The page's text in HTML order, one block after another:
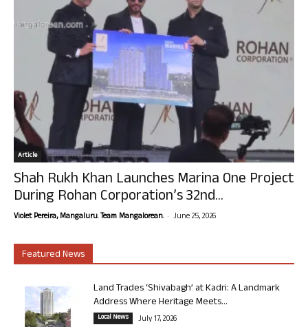
Article
Shah Rukh Khan Launches Marina One Project
During Rohan Corporation’s 32nd...
Violet Pereira, Mangaluru. Team Mangalorean. - June 25, 2026
Featured News
Land Trades ‘Shivabagh’ at Kadri: A Landmark
Address Where Heritage Meets...
Local News July 17, 2026